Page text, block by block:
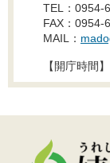
TEL：0954-
FAX：0954-
MAIL：
【開庁時間